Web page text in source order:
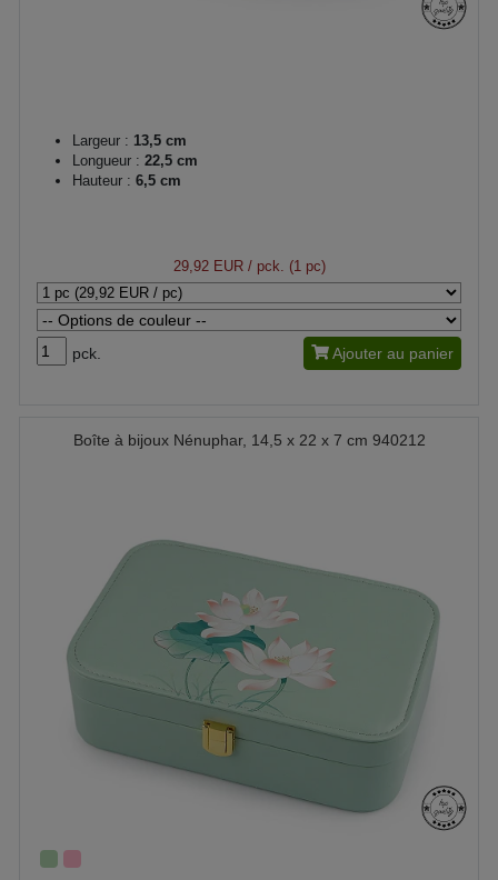
Largeur : 13,5 cm
Longueur : 22,5 cm
Hauteur : 6,5 cm
29,92 EUR/ pck. (1 pc)
pck. Ajouter au panier
Boîte à bijoux Nénuphar, 14,5 x 22 x 7 cm 940212